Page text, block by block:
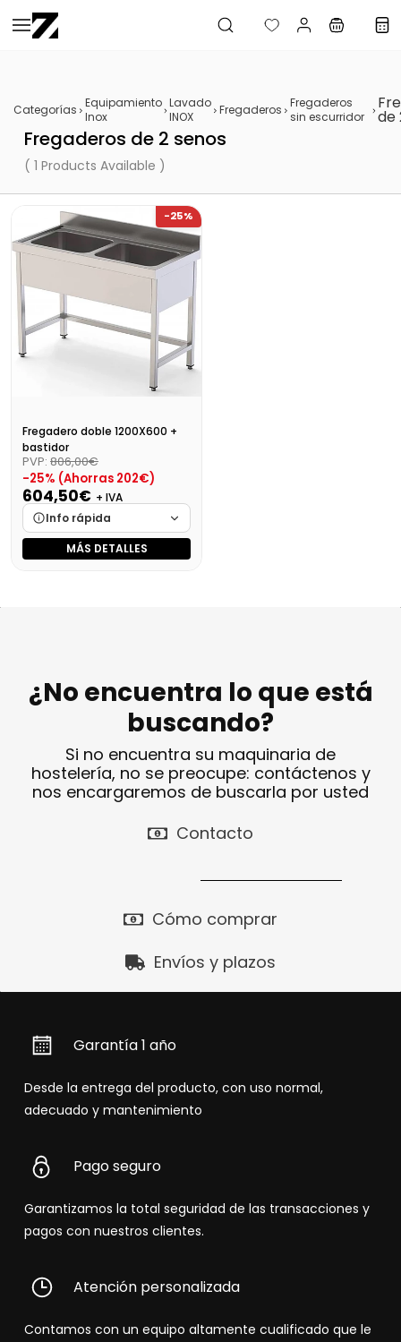
Saltar al
contenido
Categorías Equipamiento
Inox
Lavado
INOX
Fregaderos Fregaderos
sin escurridor
de
Fregaderos de 2 senos
( 1 Products Available )
-25%
Fregadero doble 1200X600 +
bastidor
PVP: 806,00€
-25% (Ahorras 202€)
604,50€ + IVA
Info rápida
Marca
Cargando…
MÁS DETALLES
¿No encuentra lo que está
buscando?
Si no encuentra su maquinaria de
hostelería, no se preocupe: contáctenos y
nos encargaremos de buscarla por usted
Contacto
Cómo comprar
Envíos y plazos
Garantía 1 año
Desde la entrega del producto, con uso normal,
adecuado y mantenimiento
Pago seguro
Garantizamos la total seguridad de las transacciones y
pagos con nuestros clientes.
Atención personalizada
Contamos con un equipo altamente cualificado que le